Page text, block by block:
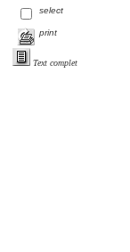
select
print
Text complet